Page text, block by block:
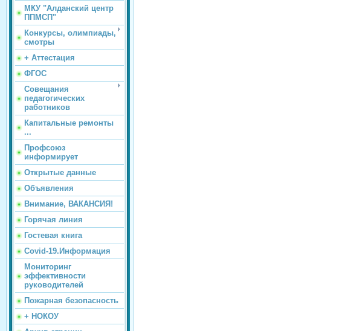
МКУ "Алданский центр
ППМСП"
Конкурсы, олимпиады,
смотры
+ Аттестация
ФГОС
Совещания
педагогических
работников
Капитальные ремонты
...
Профсоюз
информирует
Открытые данные
Объявления
Внимание, ВАКАНСИЯ!
Горячая линия
Гостевая книга
Covid-19.Информация
Мониторинг
эффективности
руководителей
Пожарная безопасность
+ НОКОУ